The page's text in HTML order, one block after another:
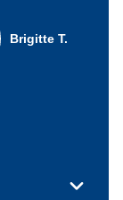
Brigitte T.
expand_more